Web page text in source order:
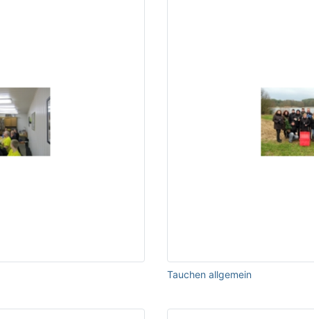
Tauchen allgemein